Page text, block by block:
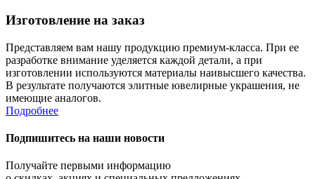
Изготовление на заказ
Представляем вам нашу продукцию премиум-класса. При ее
разработке внимание уделяется каждой детали, а при
изготовлении используются материалы наивысшего качества.
В результате получаются элитные ювелирные украшения, не
имеющие аналогов.
Подробнее
Подпишитесь на наши новости
Получайте первыми информацию